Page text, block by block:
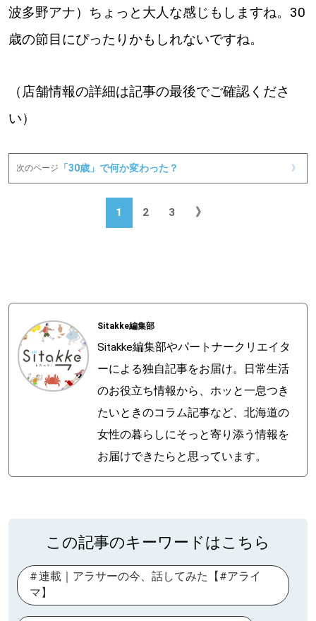
波多野アナ）ちょっと大人な感じもしますね。30
歳の節目にぴったりかもしれないですね。
（店舗情報の詳細は記事の最後でご確認くださ
い）
次のページ 「30歳」で何か変わった？ 》
1 2 3 》
Sitakke編集部
Sitakke編集部やパートナークリエイタ
ーによる独自記事をお届け。日常生活
のお役立ち情報から、ホッと一息つき
たいときのコラム記事など、北海道の
女性の暮らしにそっと寄り添う情報を
お届けできたらと思っています。
この記事のキーワードはこちら
連載｜アラサーの今、話してみた【#アライ
マ】